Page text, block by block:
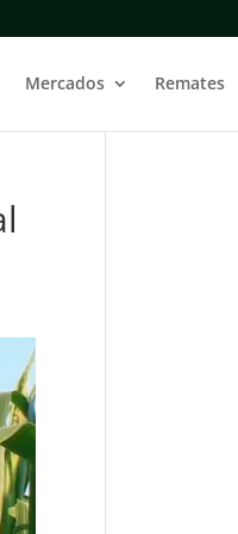
Mercados Remates